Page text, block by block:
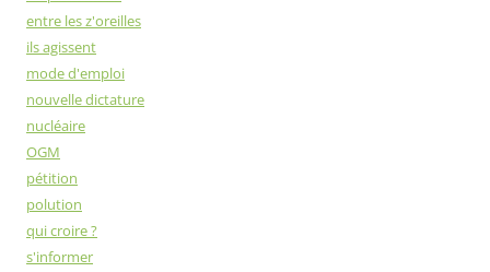
entre les z'oreilles
ils agissent
mode d'emploi
nouvelle dictature
nucléaire
OGM
pétition
polution
qui croire ?
s'informer